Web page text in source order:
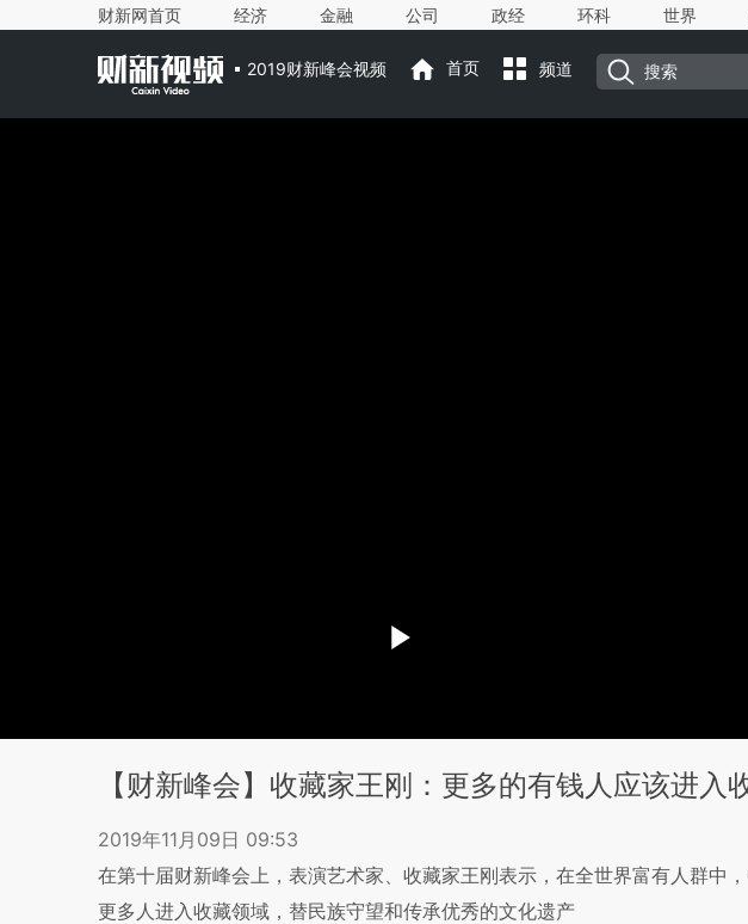
财新网首页 经济 金融 公司 政经 环科 世界
2019财新峰会视频 首页 频道
【财新峰会】收藏家王刚：更多的有钱人应该进入
2019年11月09日 09:53
在第十届财新峰会上，表演艺术家、收藏家王刚表示，在全世界富有人群中
更多人进入收藏领域，替民族守望和传承优秀的文化遗产